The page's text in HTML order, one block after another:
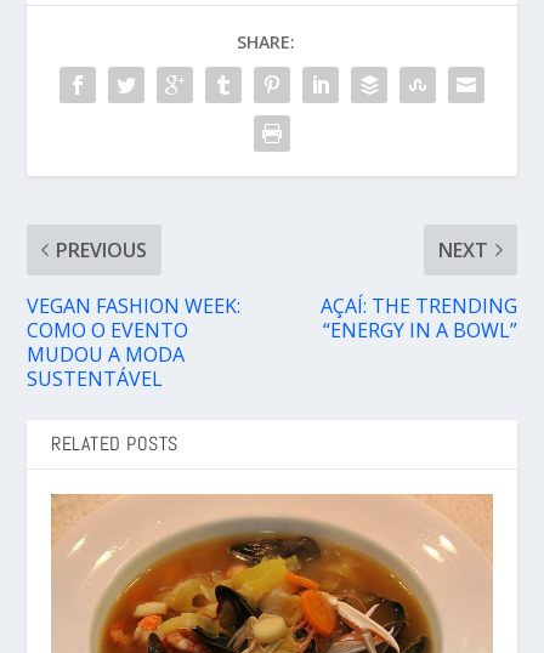
SHARE:
PREVIOUS
VEGAN FASHION WEEK:
COMO O EVENTO
MUDOU A MODA
SUSTENTÁVEL
NEXT
AÇAÍ: THE TRENDING
“ENERGY IN A BOWL”
RELATED POSTS